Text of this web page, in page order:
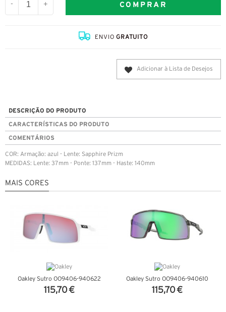
- + COMPRAR
ENVIOGRATUITO
Adicionar à Lista de Desejos
DESCRIÇÃO DO PRODUTO
CARACTERÍSTICAS DO PRODUTO
COMENTÁRIOS
COR: Armação: azul - Lente: Sapphire Prizm
MEDIDAS: Lente: 37mm - Ponte: 137mm - Haste: 140mm
MAIS CORES
Oakley Sutro OO9406-940622
115,70 €
Oakley Sutro OO9406-940610
115,70 €